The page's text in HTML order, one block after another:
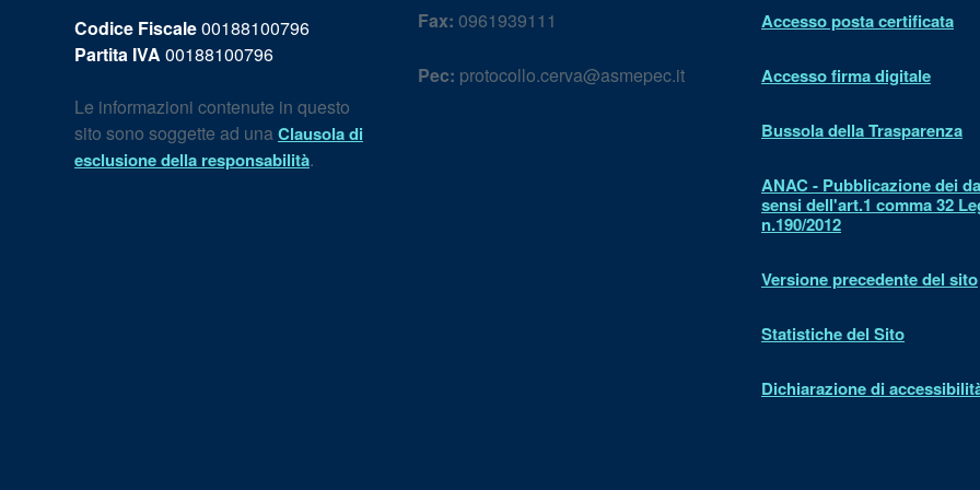
Codice Fiscale00188100796
Partita IVA 00188100796
Le informazioni contenute in questo
sito sono soggette ad unaClausola di
esclusione della responsabilità.
Fax: 0961939111
Pec: protocollo.cerva@asmepec.it
Accesso posta certificata
Accesso firma digitale
Bussola della Trasparenza
ANAC - Pubblicazione dei
sensi dell'art.1 comma 32
n.190/2012
Versione precedente del sito
Statistiche del Sito
Dichiarazione di